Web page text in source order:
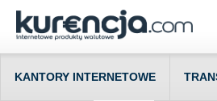
KANTORY INTERNETOWE